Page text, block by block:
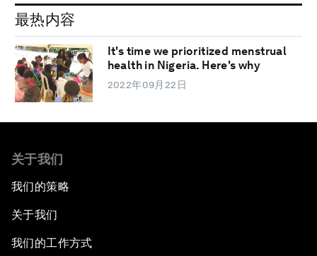
最热内容
It's time we prioritized menstrual
health in Nigeria. Here's why
2022年09月22日
关于我们
我们的策略
关于我们
我们的工作方式